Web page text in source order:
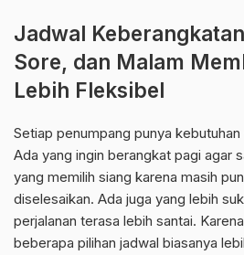
Jadwal
Sore, dan Malam
Lebih Fleksibel
Setiap penumpang punya
Ada yang ingin berangkat pagi agar
yang memilih siang karena masih
diselesaikan. Ada juga yang lebih
perjalanan terasa lebih santai.
beberapa pilihan jadwal biasanya